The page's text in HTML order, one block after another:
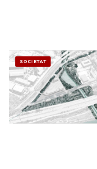
SOCIETAT